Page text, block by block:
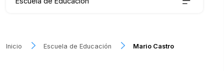
Inicio Escuela de Educación Mario Castro